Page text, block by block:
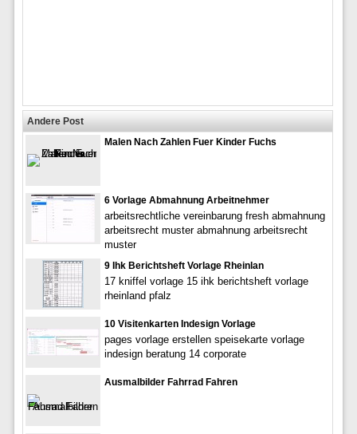
Andere Post
Malen Nach Zahlen Fuer Kinder Fuchs
6 Vorlage Abmahnung Arbeitnehmer
arbeitsrechtliche vereinbarung fresh abmahnung
arbeitsrecht muster abmahnung arbeitsrecht
muster
9 Ihk Berichtsheft Vorlage Rheinlan
17 kniffel vorlage 15 ihk berichtsheft vorlage
rheinland pfalz
10 Visitenkarten Indesign Vorlage
pages vorlage erstellen speisekarte vorlage
indesign beratung 14 corporate
Ausmalbilder Fahrrad Fahren